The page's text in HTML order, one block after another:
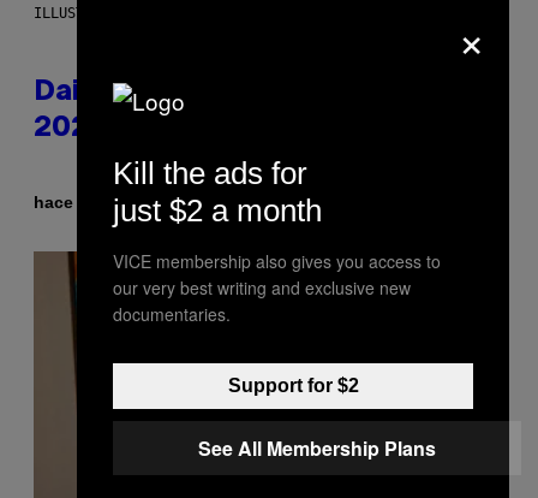
ILLUSTRATION BY REESA.
Daily Horoscope: August 10,
2026
hace 5 horasPorAshley Fike
×
Kill the ads for
just $2 a month
VICE membership also gives you access to
our very best writing and exclusive new
documentaries.
Support for $2
See All Membership Plans